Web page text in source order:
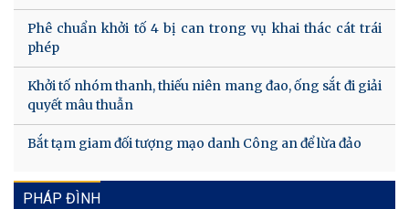
Phê chuẩn khởi tố 4 bị can trong vụ khai thác cát trái
phép
Khởi tố nhóm thanh, thiếu niên mang đao, ống sắt đi giải
quyết mâu thuẫn
Bắt tạm giam đối tượng mạo danh Công an để lừa đảo
PHÁP ĐÌNH